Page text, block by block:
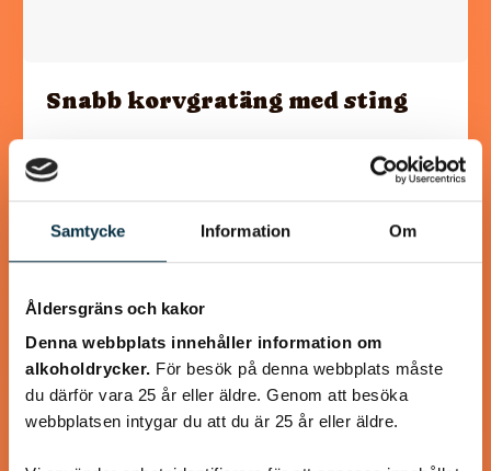
Samtycke Information Om
Åldersgräns och kakor
Denna webbplats innehåller information om
alkoholdrycker. För besök på denna webbplats måste
du därför vara 25 år eller äldre. Genom att besöka
webbplatsen intygar du att du är 25 år eller äldre.
Snabb korvgratäng med sting
stor form som vanligt Fotot är taget innan jag hade på ost
och gratinerade
@irrevirre